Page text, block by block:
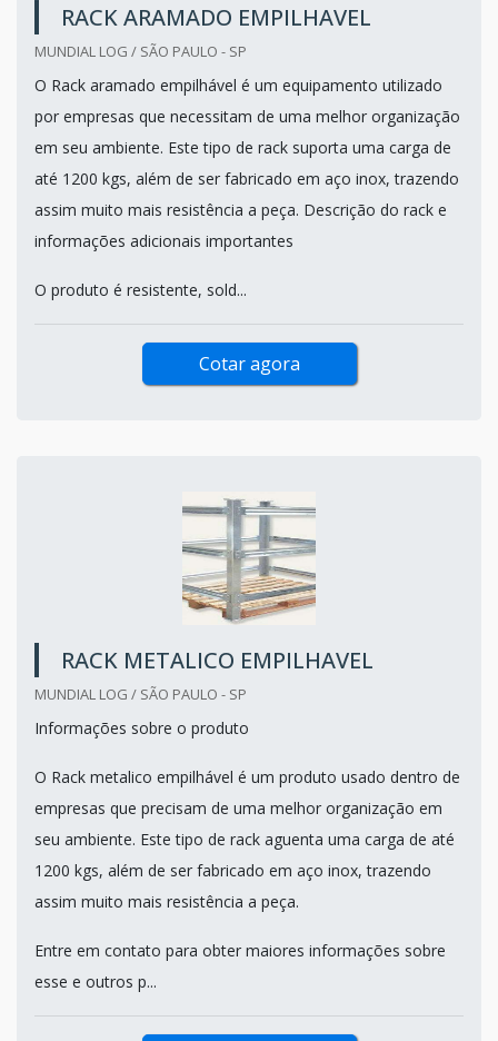
RACK ARAMADO EMPILHAVEL
MUNDIAL LOG / SÃO PAULO - SP
O Rack aramado empilhável é um equipamento utilizado
por empresas que necessitam de uma melhor organização
em seu ambiente. Este tipo de rack suporta uma carga de
até 1200 kgs, além de ser fabricado em aço inox, trazendo
assim muito mais resistência a peça. Descrição do rack e
informações adicionais importantes
O produto é resistente, sold...
Cotar agora
RACK METALICO EMPILHAVEL
MUNDIAL LOG / SÃO PAULO - SP
Informações sobre o produto
O Rack metalico empilhável é um produto usado dentro de
empresas que precisam de uma melhor organização em
seu ambiente. Este tipo de rack aguenta uma carga de até
1200 kgs, além de ser fabricado em aço inox, trazendo
assim muito mais resistência a peça.
Entre em contato para obter maiores informações sobre
esse e outros p...